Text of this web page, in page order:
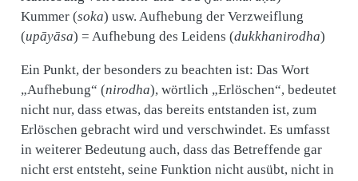
Kummer (soka) usw. Aufhebung der Verzweiflung
(upāyāsa) = Aufhebung des Leidens (dukkhanirodha)
Ein Punkt, der besonders zu beachten ist: Das Wort
„Aufhebung“ (nirodha), wörtlich „Erlöschen“, bedeutet
nicht nur, dass etwas, das bereits entstanden ist, zum
Erlöschen gebracht wird und verschwindet. Es umfasst
in weiterer Bedeutung auch, dass das Betreffende gar
nicht erst entsteht, seine Funktion nicht ausübt, nicht in